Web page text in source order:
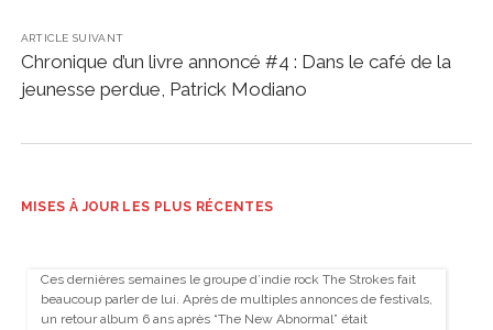
ARTICLE SUIVANT
Chronique d’un livre annoncé #4 : Dans le café de la
jeunesse perdue, Patrick Modiano
MISES À JOUR LES PLUS RÉCENTES
Ces dernières semaines le groupe d’indie rock The Strokes fait
beaucoup parler de lui. Après de multiples annonces de festivals,
un retour album 6 ans après “The New Abnormal” était